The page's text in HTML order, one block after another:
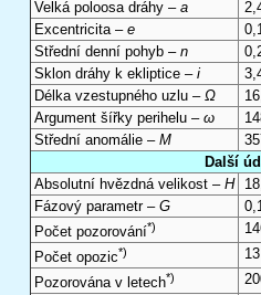
Velká poloosa dráhy – a
Excentricita – e
Střední denní pohyb – n
Sklon dráhy k ekliptice – i
Délka vzestupného uzlu – Ω
Argument šířky perihelu – ω
Střední anomálie – M
Další
Absolutní hvězdná velikost – H
Fázový parametr – G
Počet pozorování*)
Počet opozic*)
13
Pozorována v letech*)